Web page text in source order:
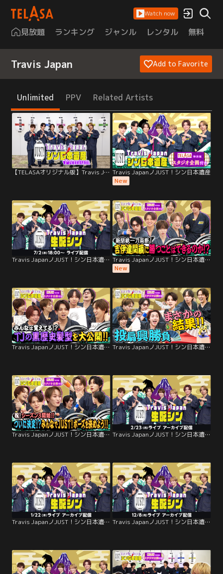
Watch now
見放題 ランキング ジャンル レンタル 無料
Travis Japan Add to Favorite
Unlimited PPV Related Artists
【TELASAオリジナル版】Travis Japan ノ JUST！シン日本遺産 Premium Travis JapanノJUST！シン日本遺産
New
Travis JapanノJUST！シン日本遺産 生配シン（7/2）
Travis JapanノJUST！シン日本遺産（2026/08/05放送分）＃36
New
Travis JapanノJUST！シン日本遺産（2026/07/29放送分）＃35 Travis JapanノJUST！シン日本遺産（2026/07/22放送分）＃34
Travis JapanノJUST！シン日本遺産（2026/07/15放送分）＃33 Travis JapanノJUST！シン日本遺産 生配シン（2/23）
Travis JapanノJUST！シン日本遺産 生配シン（1/22） Travis JapanノJUST！シン日本遺産 生配シン（12/8）